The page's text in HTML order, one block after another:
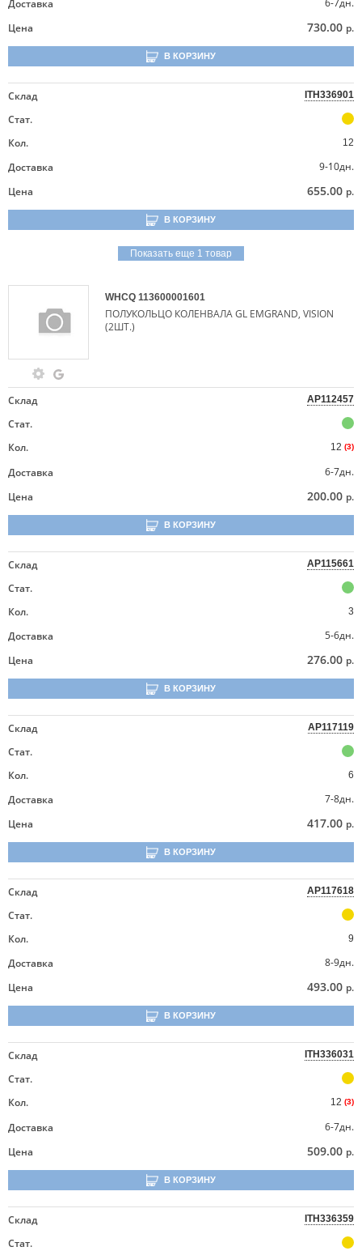
Доставка
6-7дн.
Цена
730.00 р.
В КОРЗИНУ
Склад ITH336901
Стат.
Кол.
12
Доставка
9-10дн.
Цена
655.00 р.
В КОРЗИНУ
Показать еще 1 товар
WHCQ 113600001601
ПОЛУКОЛЬЦО КОЛЕНВАЛА GL EMGRAND, VISION
(2ШТ.)
Склад AP112457
Стат.
Кол.
12 (3)
Доставка
6-7дн.
Цена
200.00 р.
В КОРЗИНУ
Склад AP115661
Стат.
Кол.
3
Доставка
5-6дн.
Цена
276.00 р.
В КОРЗИНУ
Склад AP117119
Стат.
Кол.
6
Доставка
7-8дн.
Цена
417.00 р.
В КОРЗИНУ
Склад AP117618
Стат.
Кол.
9
Доставка
8-9дн.
Цена
493.00 р.
В КОРЗИНУ
Склад ITH336031
Стат.
Кол.
12 (3)
Доставка
6-7дн.
Цена
509.00 р.
В КОРЗИНУ
Склад ITH336359
Стат.